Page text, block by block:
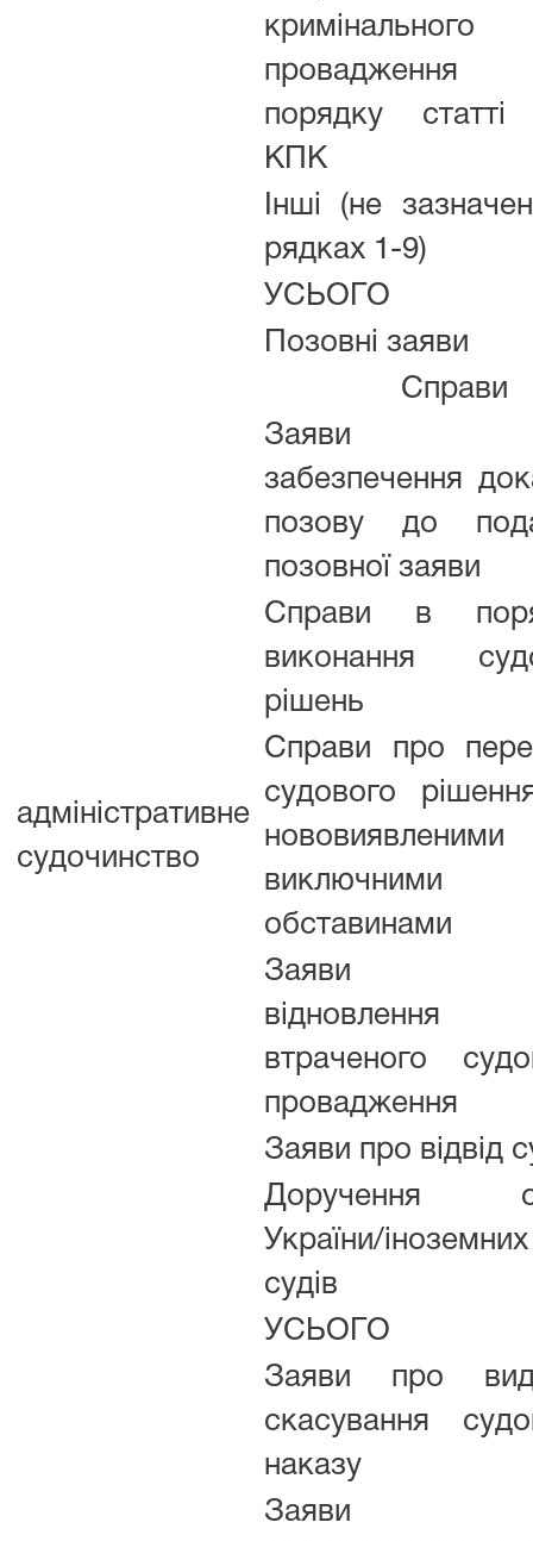
кримінального
порядку
КПК
Інші (не
рядках 1-9)
УСЬОГО
адміністративне
судочинство
Позовні заяви
Справи
Заяви
забезпечення
позову до
позовної заяви
Справи в
виконання
рішень
Справи про
судового
виключними
обставинами
Заяви
відновлення
втраченого
провадження
Заяви про відвід
Доручення
України/іноземних
судів
УСЬОГО
Заяви про
скасування
наказу
Заяви